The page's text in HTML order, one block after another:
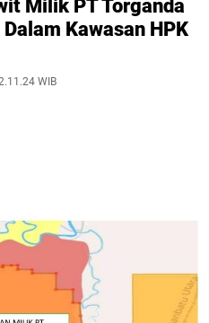
Milik PT Torganda
Kawasan HPK
WIB